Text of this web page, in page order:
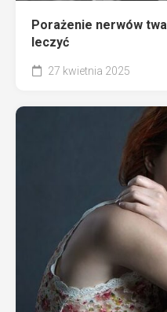
Porażenie nerwów
leczyć
27 kwietnia 2025